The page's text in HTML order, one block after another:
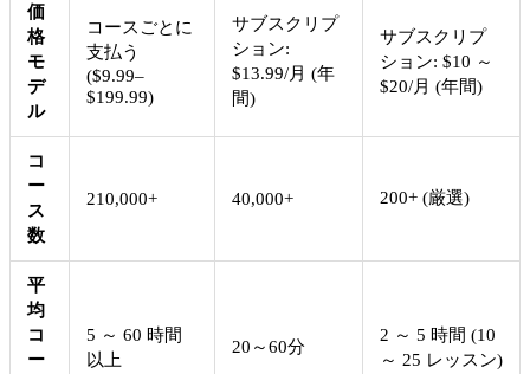
価
格
モ
デ
ル
コースごとに
支払う
($9.99–
$199.99)
サブスクリプ
ション:
$13.99/月 (年
間)
サブスクリプ
ション: $10 ～
$20/月 (年間)
コ
ー
ス
数
210,000+ 40,000+ 200+ (厳選)
平
均
コ
ー
5 ～ 60 時間
以上
20～60分
2 ～ 5 時間 (10
～ 25 レッスン)